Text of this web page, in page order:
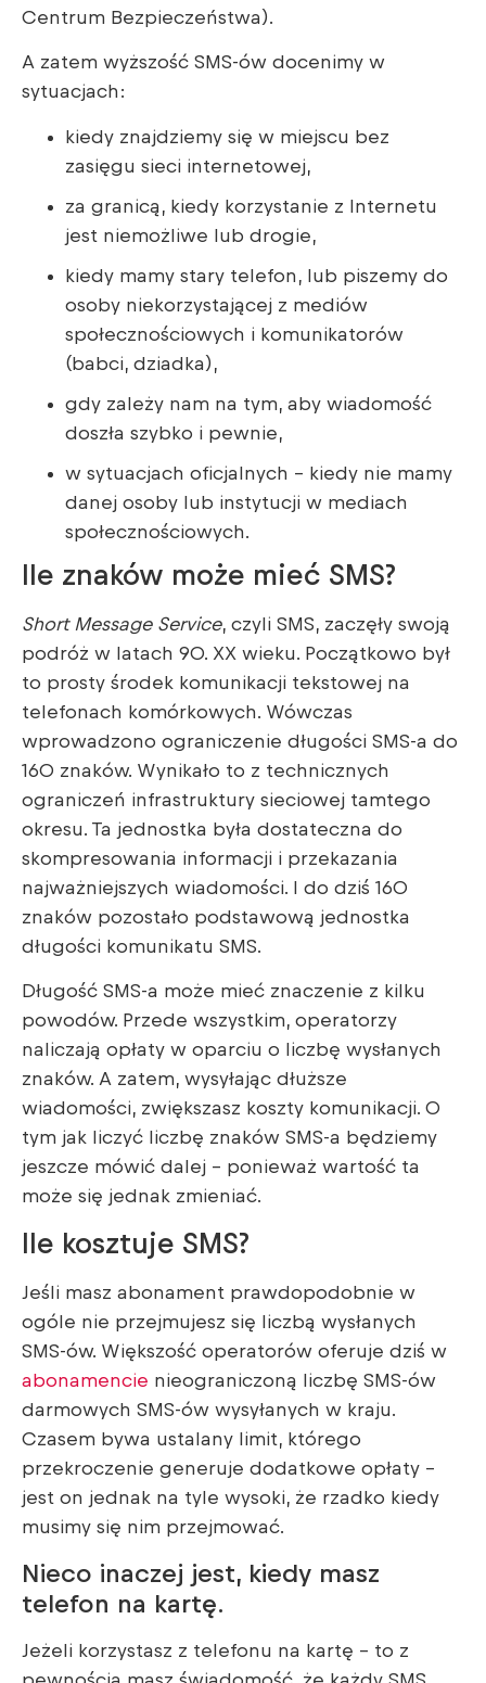
Centrum Bezpieczeństwa).
A zatem wyższość SMS-ów docenimy w
sytuacjach:
kiedy znajdziemy się w miejscu bez
zasięgu sieci internetowej,
za granicą, kiedy korzystanie z Internetu
jest niemożliwe lub drogie,
kiedy mamy stary telefon, lub piszemy do
osoby niekorzystającej z mediów
społecznościowych i komunikatorów
(babci, dziadka),
gdy zależy nam na tym, aby wiadomość
doszła szybko i pewnie,
w sytuacjach oficjalnych – kiedy nie mamy
danej osoby lub instytucji w mediach
społecznościowych.
Ile znaków może mieć SMS?
Short Message Service, czyli SMS, zaczęły swoją
podróż w latach 90. XX wieku. Początkowo był
to prosty środek komunikacji tekstowej na
telefonach komórkowych. Wówczas
wprowadzono ograniczenie długości SMS-a do
160 znaków. Wynikało to z technicznych
ograniczeń infrastruktury sieciowej tamtego
okresu. Ta jednostka była dostateczna do
skompresowania informacji i przekazania
najważniejszych wiadomości. I do dziś 160
znaków pozostało podstawową jednostka
długości komunikatu SMS.
Długość SMS-a może mieć znaczenie z kilku
powodów. Przede wszystkim, operatorzy
naliczają opłaty w oparciu o liczbę wysłanych
znaków. A zatem, wysyłając dłuższe
wiadomości, zwiększasz koszty komunikacji. O
tym jak liczyć liczbę znaków SMS-a będziemy
jeszcze mówić dalej – ponieważ wartość ta
może się jednak zmieniać.
Ile kosztuje SMS?
Jeśli masz abonament prawdopodobnie w
ogóle nie przejmujesz się liczbą wysłanych
SMS-ów. Większość operatorów oferuje dziś w
abonamencie nieograniczoną liczbę SMS-ów
darmowych SMS-ów wysyłanych w kraju.
Czasem bywa ustalany limit, którego
przekroczenie generuje dodatkowe opłaty –
jest on jednak na tyle wysoki, że rzadko kiedy
musimy się nim przejmować.
Nieco inaczej jest, kiedy masz
telefon na kartę.
Jeżeli korzystasz z telefonu na kartę – to z